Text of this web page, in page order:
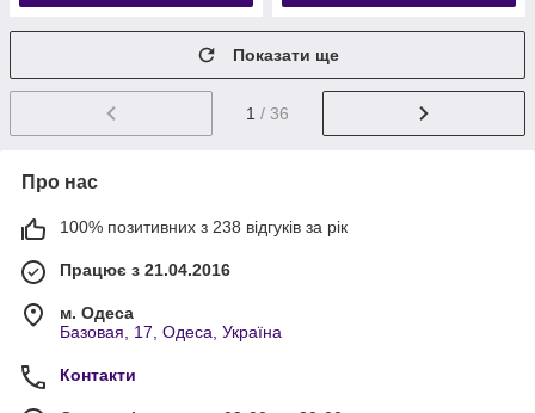
Показати ще
1 / 36
Про нас
100% позитивних з 238 відгуків за рік
Працює з 21.04.2016
м. Одеса
Базовая, 17, Одеса, Україна
Контакти